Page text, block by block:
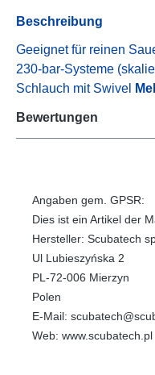
Beschreibung
Geeignet für reinen
230-bar-Systeme
Schlauch mit Swivel
Bewertungen
Angaben gem. GPSR:
Dies ist ein Artikel der
Hersteller: Scubatech
Ul Lubieszyńska 2
PL-72-006 Mierzyn
Polen
E-Mail:
Web: www.scubatech.pl